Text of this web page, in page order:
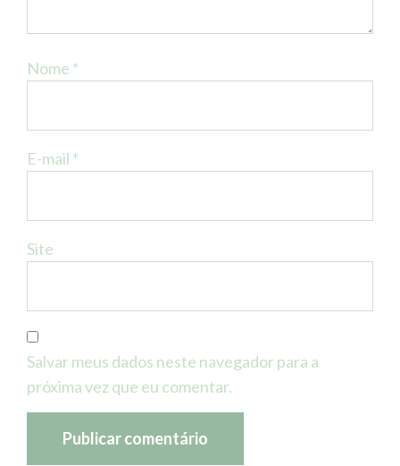
Nome *
E-mail *
Site
Salvar meus dados neste navegador para a
próxima vez que eu comentar.